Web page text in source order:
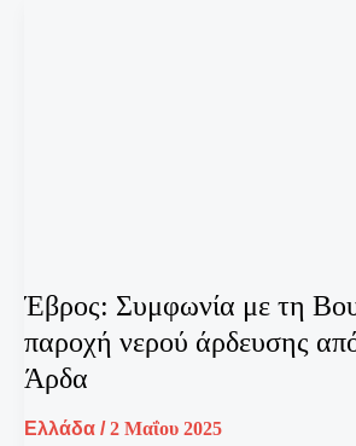
Έβρος: Συμφωνία με τη
παροχή νερού άρδευσης
Άρδα
Ελλάδα /2 Μαΐου 2025